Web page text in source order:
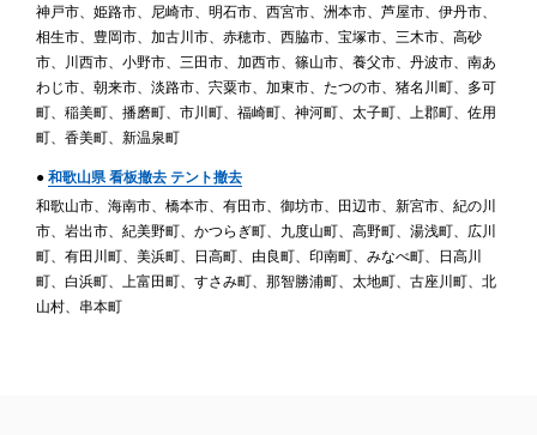
神戸市、姫路市、尼崎市、明石市、西宮市、洲本市、芦屋市、伊丹市、
相生市、豊岡市、加古川市、赤穂市、西脇市、宝塚市、三木市、高砂
市、川西市、小野市、三田市、加西市、篠山市、養父市、丹波市、南あ
わじ市、朝来市、淡路市、宍粟市、加東市、たつの市、猪名川町、多可
町、稲美町、播磨町、市川町、福崎町、神河町、太子町、上郡町、佐用
町、香美町、新温泉町
● 和歌山県 看板撤去 テント撤去
和歌山市、海南市、橋本市、有田市、御坊市、田辺市、新宮市、紀の川
市、岩出市、紀美野町、かつらぎ町、九度山町、高野町、湯浅町、広川
町、有田川町、美浜町、日高町、由良町、印南町、みなべ町、日高川
町、白浜町、上富田町、すさみ町、那智勝浦町、太地町、古座川町、北
山村、串本町